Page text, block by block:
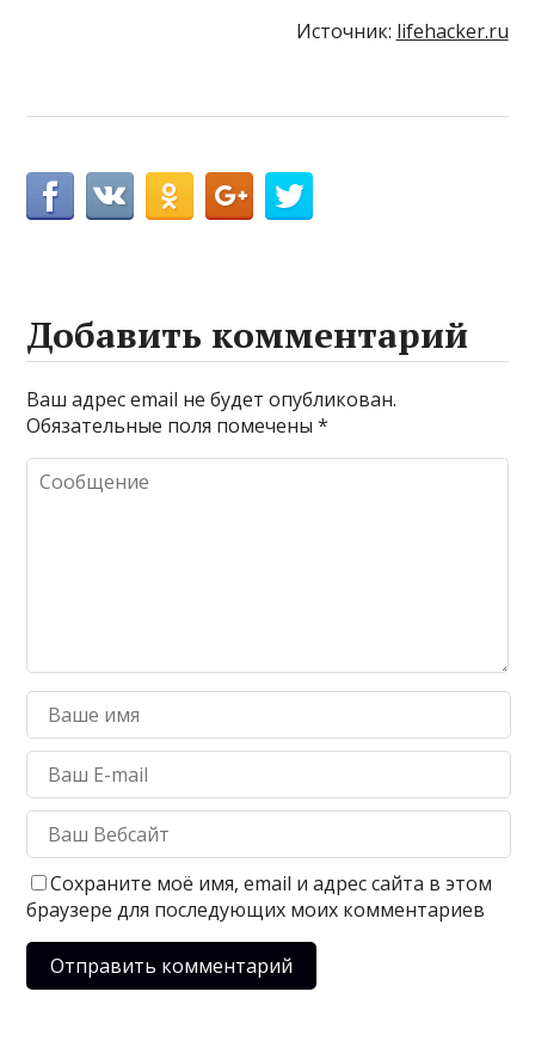
Источник: lifehacker.ru
Добавить комментарий
Ваш адрес email не будет опубликован.
Обязательные поля помечены*
Сохраните моё имя, email и адрес сайта в этом
браузере для последующих моих комментариев